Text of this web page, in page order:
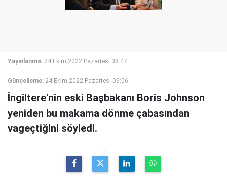
Yayınlanma: 24 Ekim 2022 Pazartesi 08:47
Güncelleme: 24 Ekim 2022 Pazartesi 09:06
İngiltere'nin eski Başbakanı Boris Johnson
yeniden bu makama dönme çabasından
vageçtiğini söyledi.